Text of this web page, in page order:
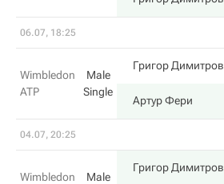
06.07, 18:25
Wimbledon
ATP
Male
Single
Григор Димитров
Артур Фери
04.07, 20:25
Wimbledon
Male
Григор Димитров